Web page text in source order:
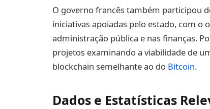
O governo francês também participou
iniciativas apoiadas pelo estado, com o
administração pública e nas finanças.
projetos examinando a viabilidade de
blockchain semelhante ao do Bitcoin.
Dados e Estatísticas